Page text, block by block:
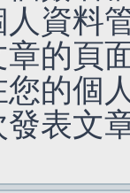
資料
章的頁
的個
表文